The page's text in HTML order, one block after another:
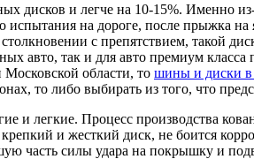
дисков и легче на 10-15%. Именно
испытания на дороге, после прыжка
с препятствием, такой
авто, так и для авто премиум
области, то шины и диски
то либо выбирать из того, что
и легкие. Процесс производства
и жесткий диск, не боится
часть силы удара на покрышку и